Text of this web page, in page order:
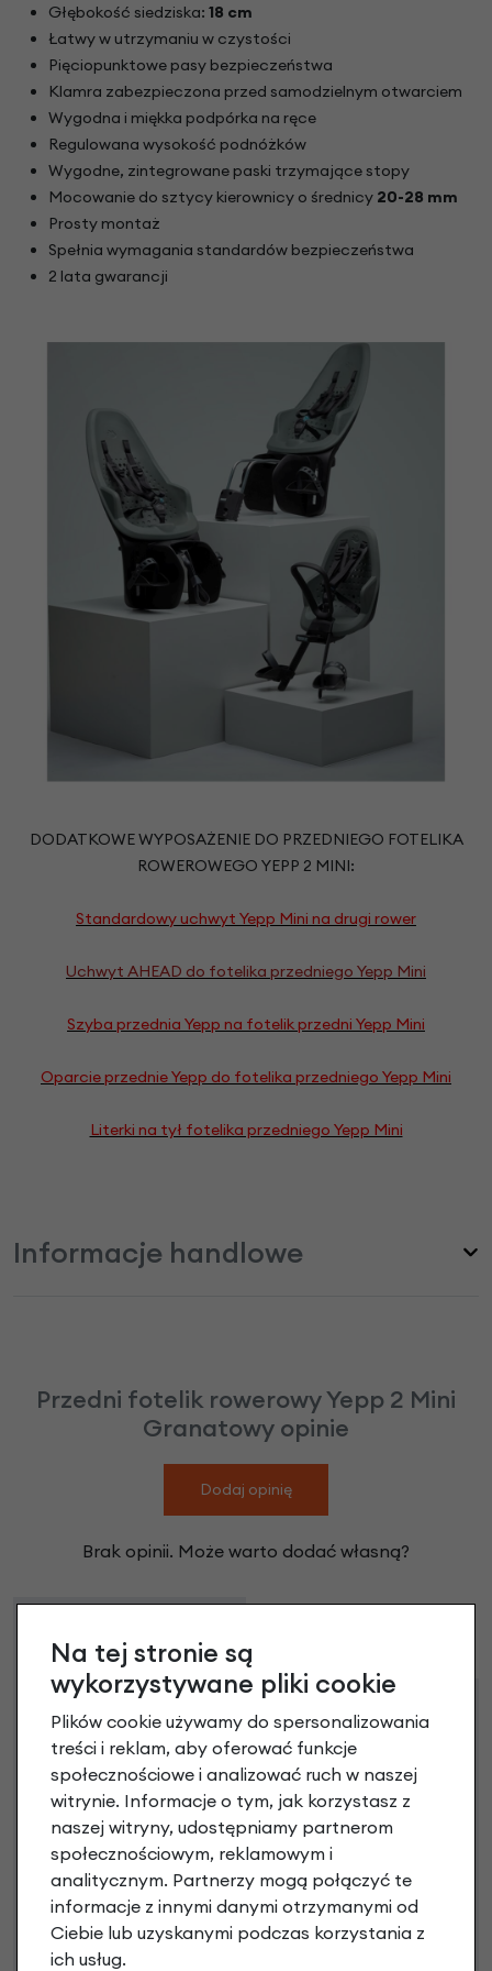
Głębokość siedziska: 18 cm
Łatwy w utrzymaniu w czystości
Pięciopunktowe pasy bezpieczeństwa
Klamra zabezpieczona przed samodzielnym otwarciem
Wygodna i miękka podpórka na ręce
Regulowana wysokość podnóżków
Wygodne, zintegrowane paski trzymające stopy
Mocowanie do sztycy kierownicy o średnicy 20-28 mm
Prosty montaż
Spełnia wymagania standardów bezpieczeństwa
2 lata gwarancji
DODATKOWE WYPOSAŻENIE DO PRZEDNIEGO FOTELIKA
ROWEROWEGO YEPP 2 MINI:
Standardowy uchwyt Yepp Mini na drugi rower
Uchwyt AHEAD do fotelika przedniego Yepp Mini
Szyba przednia Yepp na fotelik przedni Yepp Mini
Oparcie przednie Yepp do fotelika przedniego Yepp Mini
Literki na tył fotelika przedniego Yepp Mini
Informacje handlowe
Przedni fotelik rowerowy Yepp 2 Mini
Granatowy opinie
Dodaj opinię
Brak opinii. Może warto dodać własną?
Dostępne propozycje
Jak kupić nae-raty ?
Na tej stronie są
wykorzystywane pliki cookie
Plików cookie używamy do spersonalizowania
treści i reklam, aby oferować funkcje
społecznościowe i analizować ruch w naszej
witrynie. Informacje o tym, jak korzystasz z
naszej witryny, udostępniamy partnerom
społecznościowym, reklamowym i
analitycznym. Partnerzy mogą połączyć te
informacje z innymi danymi otrzymanymi od
Ciebie lub uzyskanymi podczas korzystania z
ich usług.